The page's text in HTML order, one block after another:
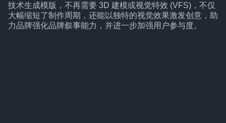
技术生成模版，不再需要 3D 建模或视觉特效 (VFS)，不仅
大幅缩短了制作周期，还能以独特的视觉效果激发创意，助
力品牌强化品牌叙事能力，并进一步加强用户参与度。